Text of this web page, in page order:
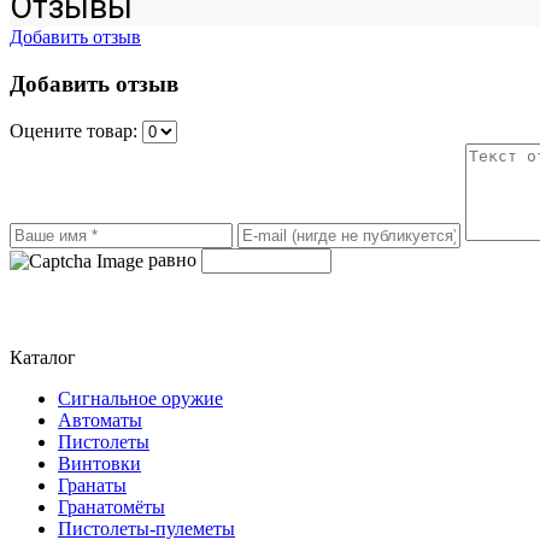
Добавить отзыв
Добавить отзыв
Оцените товар:
равно
Каталог
Сигнальное оружие
Автоматы
Пистолеты
Винтовки
Гранаты
Гранатомёты
Пистолеты-пулеметы